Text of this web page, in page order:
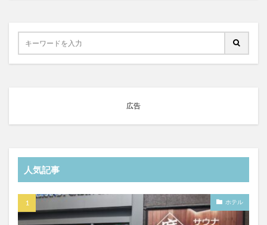
広告
人気記事
ホテル